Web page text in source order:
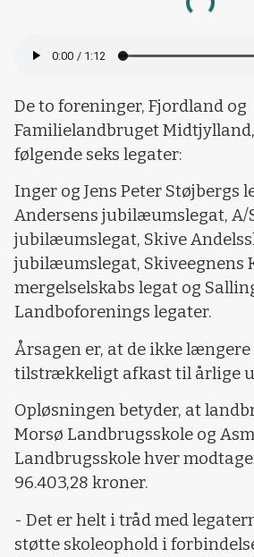
Loading...
De to foreninger, Fjordland og
Familielandbruget
følgende seks legater:
Inger og Jens Peter Støjbergs
Andersens jubilæumslegat, A/
jubilæumslegat, Skive
jubilæumslegat, Skiveegnens
mergelselskabs legat og
Landboforenings legater.
Årsagen er, at de ikke
tilstrækkeligt afkast til årlige
Opløsningen betyder, at
Morsø Landbrugsskole og
Landbrugsskole hver
96.403,28 kroner.
- Det er helt i tråd med
støtte skoleophold i